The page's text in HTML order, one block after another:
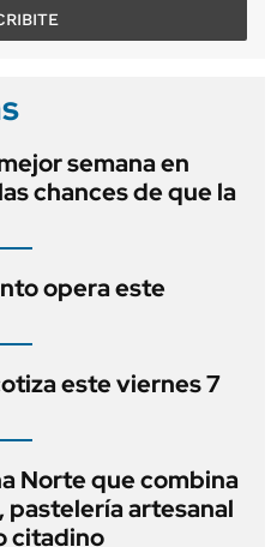
semana en
chances de que la
opera este
este viernes 7
Norte que combina
pastelería artesanal
citadino